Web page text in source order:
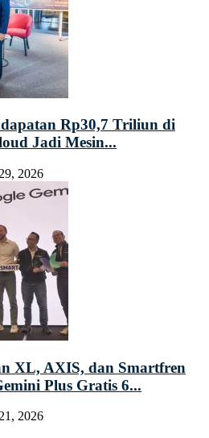
Rp30,7 Triliun di
Jadi Mesin...
2026
XL, AXIS, dan Smartfren
Plus Gratis 6...
2026